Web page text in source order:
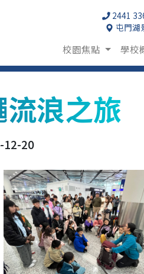
2441
屯門湖
校園焦點 學校
浪之旅
12-20